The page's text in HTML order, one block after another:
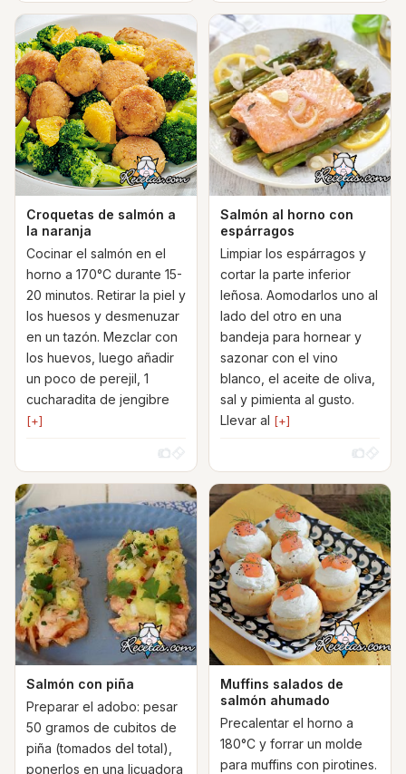
Croquetas de salmón a
la naranja
Cocinar el salmón en el
horno a 170°C durante 15-
20 minutos. Retirar la piel y
los huesos y desmenuzar
en un tazón. Mezclar con
los huevos, luego añadir
un poco de perejil, 1
cucharadita de jengibre
[+]
Salmón al horno con
espárragos
Limpiar los espárragos y
cortar la parte inferior
leñosa. Aomodarlos uno al
lado del otro en una
bandeja para hornear y
sazonar con el vino
blanco, el aceite de oliva,
sal y pimienta al gusto.
Llevar al [+]
Salmón con piña
Preparar el adobo: pesar
50 gramos de cubitos de
piña (tomados del total),
ponerlos en una licuadora
Muffins salados de
salmón ahumado
Precalentar el horno a
180°C y forrar un molde
para muffins con pirotines.